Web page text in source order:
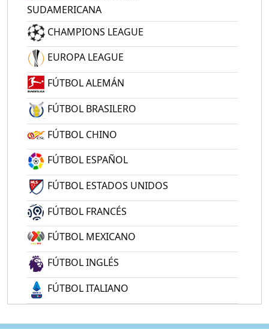
SUDAMERICANA
CHAMPIONS LEAGUE
EUROPA LEAGUE
FÚTBOL ALEMÁN
FÚTBOL BRASILERO
FÚTBOL CHINO
FÚTBOL ESPAÑOL
FÚTBOL ESTADOS UNIDOS
FÚTBOL FRANCÉS
FÚTBOL MEXICANO
FÚTBOL INGLÉS
FÚTBOL ITALIANO